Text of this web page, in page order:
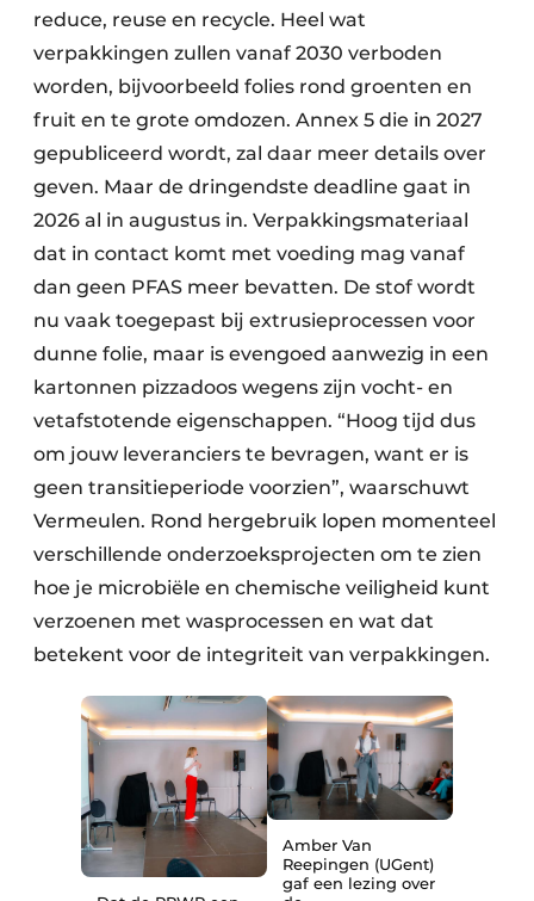
reduce, reuse en recycle. Heel wat
verpakkingen zullen vanaf 2030 verboden
worden, bijvoorbeeld folies rond groenten en
fruit en te grote omdozen. Annex 5 die in 2027
gepubliceerd wordt, zal daar meer details over
geven. Maar de dringendste deadline gaat in
2026 al in augustus in. Verpakkingsmateriaal
dat in contact komt met voeding mag vanaf
dan geen PFAS meer bevatten. De stof wordt
nu vaak toegepast bij extrusieprocessen voor
dunne folie, maar is evengoed aanwezig in een
kartonnen pizzadoos wegens zijn vocht- en
vetafstotende eigenschappen. “Hoog tijd dus
om jouw leveranciers te bevragen, want er is
geen transitieperiode voorzien”, waarschuwt
Vermeulen. Rond hergebruik lopen momenteel
verschillende onderzoeks­projecten om te zien
hoe je microbiële en chemische veiligheid kunt
verzoenen met wasprocessen en wat dat
betekent voor de integriteit van verpakkingen.
Amber Van
Reepingen (UGent)
gaf een lezing over